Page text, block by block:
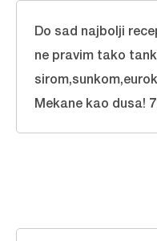
Do sad najbolji
ne pravim tako
Mekane kao dusa!